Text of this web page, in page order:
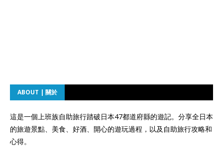
ABOUT | 關於
這是一個上班族自助旅行踏破日本47都道府縣的遊記。分享全日本
的旅遊景點、美食、好酒、開心的遊玩過程，以及自助旅行攻略和
心得。